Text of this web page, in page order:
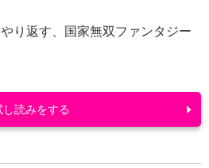
り返す、国家無双ファンタジー
し読みをする